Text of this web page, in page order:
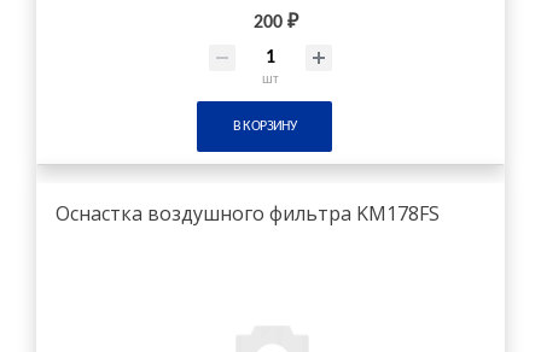
200 ₽
шт
В КОРЗИНУ
Оснастка воздушного фильтра KM178FS